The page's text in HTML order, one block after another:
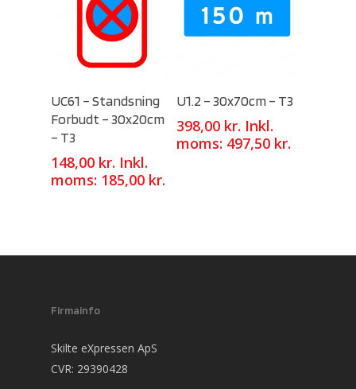
UC61 – Standsning
Forbudt – 30x20cm
– T3
148,00 kr. Inkl.
moms: 185,00 kr.
U1.2 – 30x70cm – T3
398,00 kr. Inkl.
moms: 497,50 kr.
Firmainfo
Skilte eXpressen ApS
CVR: 29390428